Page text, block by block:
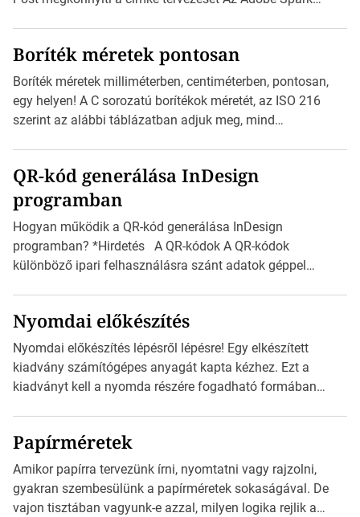
igazán foroghatnak a kreatív fogaskerekek, miközben
zajlik a saját címke készítése. Hogyan készítsünk címkét?
Válasszon méretet és alakot: Válassza ki a kívánt címke
méretét. Akár néhány […]
Boríték méretek pontosan
Boríték méretek milliméterben, centiméterben, pontosan,
egy helyen! A C sorozatú borítékok méretét, az ISO 216
szerint az alábbi táblázatban adjuk meg, mind
mutatja az A4-es papírlaphoz viszonyítva. Az amerikai és
észak-amerikai boríték méretére az ISO 216 nem
vonatkozik. Boríték méretének táblázata C0-tól […]
QR-kód generálása InDesign
programban
Hogyan működik a QR-kód generálása InDesign
programban? *Hirdetés A QR-kódok A QR-kódok
különböző ipari felhasználásra szánt adatok géppel
okostelefonjára telepíthet egy QR-kód-leolvasó
alkalmazást, ami leolvasni és dekódolni képes az URL-
információt és átirányítja a telefon böngészőjét a cég
weblapjára. A QR-kód beolvasása után a felhasználó
Nyomdai előkészítés
Nyomdai előkészítés lépésről lépésre! Egy elkészített
kiadvány számítógépes anyagát kapta kézhez. Ezt a
kiadványt kell a nyomda részére fogadható formában
Illustratorban készült vektorgrafika. *Hirdetés Minden
esetben konzultáljunk a nyomdával, mielőtt elkezdjük a
nyomdai előkészítést!Nehogy az elkészült munka után
derüljön ki, hogy valamit másképp kellett volna csinálni! […]
Papírméretek
Amikor papírra tervezünk írni, nyomtatni vagy rajzolni,
gyakran szembesülünk a papírméretek sokaságával. De
vajon tisztában vagyunk-e azzal, milyen logika rejlik a